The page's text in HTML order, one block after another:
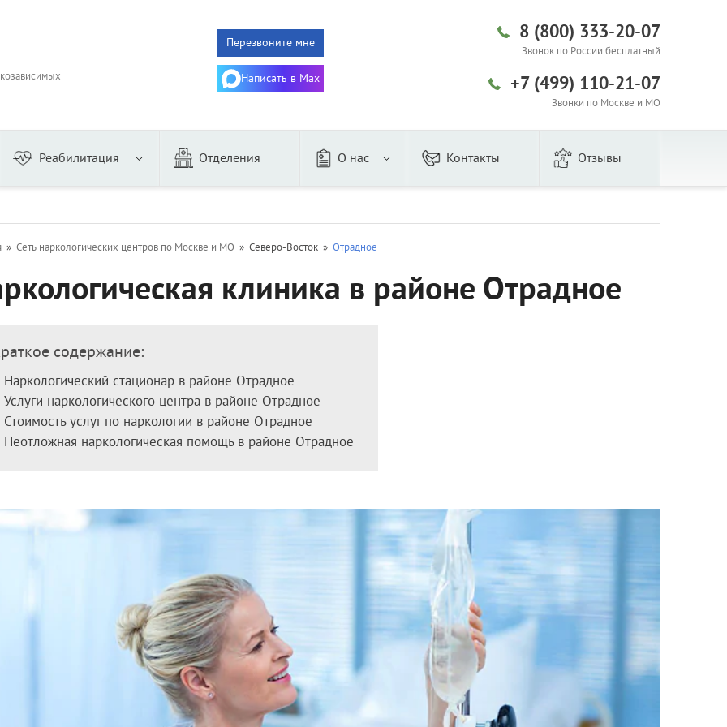
Перезвоните мне
Написать в Max
8 (800) 333-20-07
Звонок по России бесплатный
+7 (499) 110-21-07
Звонки по Москве и МО
лечения алкоголизма
на дом
организма от алкоголя
запоя в стационаре
Дисульфирамом
Эспераль
Вивитролом
Налтрексоном
Кодирование на дому
Лазерное кодирование
Реабилитация Отделения О нас Контакты Отзывы
» Сеть наркологических центров по Москве и МО » Северо-Восток » Отрадное
клиника в районе Отрадное
содержание:
Наркологический стационар в районе Отрадное
Услуги наркологического центра в районе Отрадное
Стоимость услуг по наркологии в районе Отрадное
Неотложная наркологическая помощь в районе Отрадное